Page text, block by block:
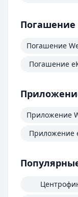
Погашение
Погашение
Погашение
Приложение
Приложение